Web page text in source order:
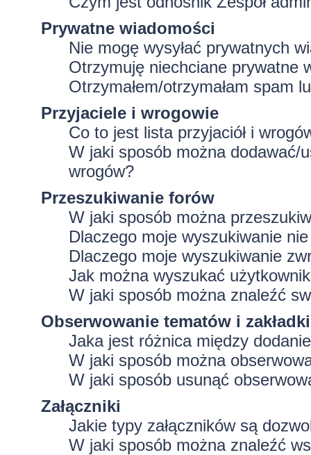
Prywatne wiadomości
Nie mogę wysyłać prywatnych
Otrzymuję niechciane prywatne
Otrzymałem/otrzymałam spam
Przyjaciele i wrogowie
Co to jest lista przyjaciół i
W jaki sposób można dodawać/
wrogów?
Przeszukiwanie forów
W jaki sposób można
Dlaczego moje wyszukiwanie
Dlaczego moje wyszukiwanie
Jak można wyszukać
W jaki sposób można znaleźć
Obserwowanie tematów i zakładki
Jaka jest różnica między
W jaki sposób można
W jaki sposób usunąć
Załączniki
Jakie typy załączników są
W jaki sposób można znaleźć